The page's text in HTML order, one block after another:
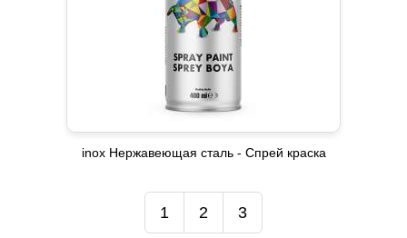
inox Нержавеющая сталь - Спрей краска
1 2 3